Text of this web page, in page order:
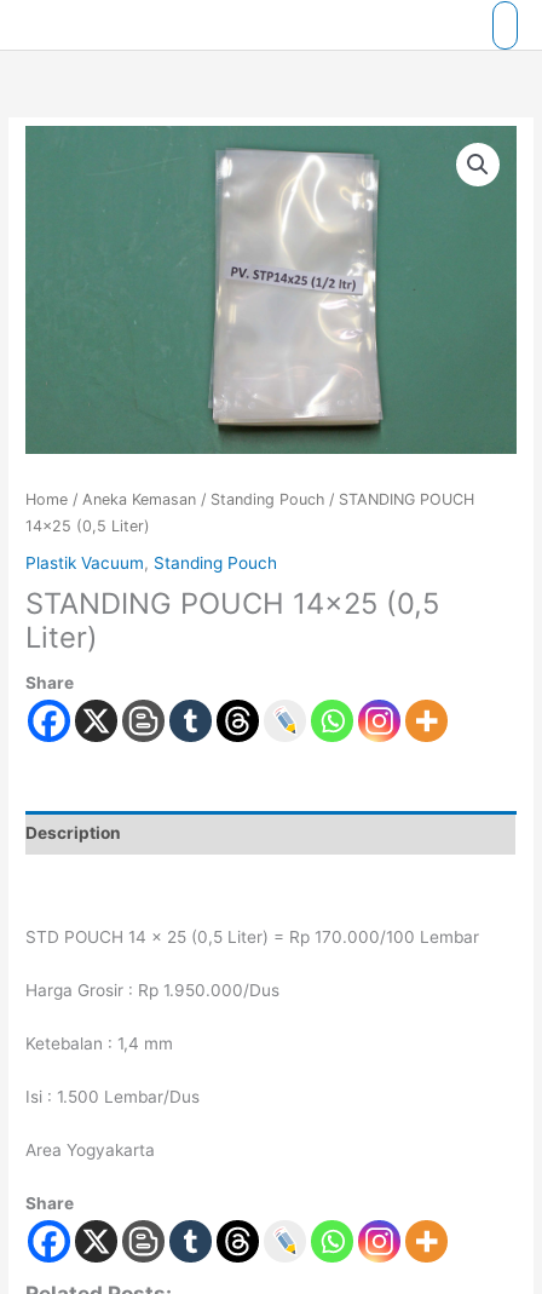
Home /Aneka Kemasan / Standing Pouch / STANDING POUCH
14×25 (0,5 Liter)
Plastik Vacuum, Standing Pouch
STANDING POUCH 14×25 (0,5
Liter)
Share
Description
STD POUCH 14 x 25 (0,5 Liter) = Rp 170.000/100 Lembar
Harga Grosir : Rp 1.950.000/Dus
Ketebalan : 1,4 mm
Isi : 1.500 Lembar/Dus
Area Yogyakarta
Share